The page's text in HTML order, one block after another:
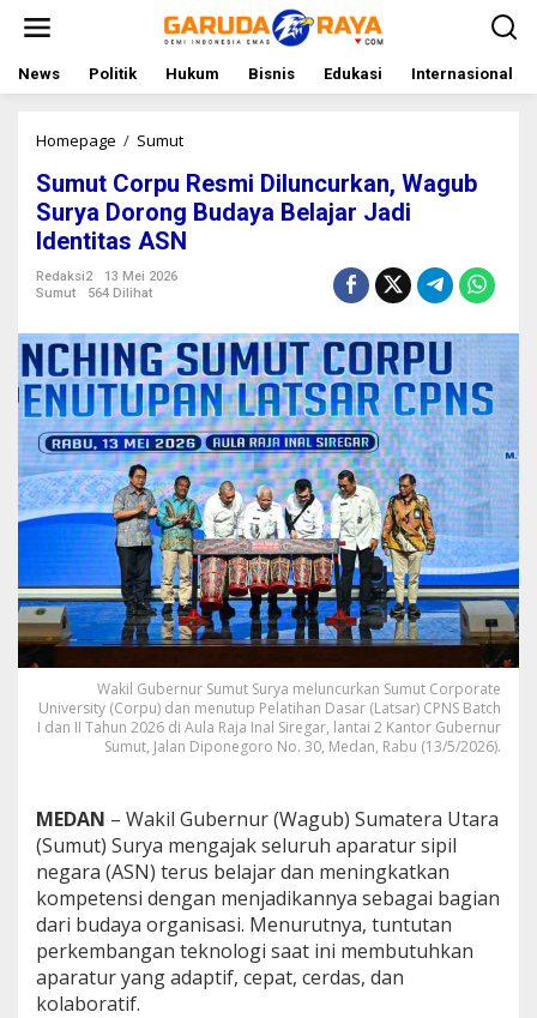
t
News Politik Hukum Bisnis Edukasi Internasional
Homepage / Sumut
m
u
t
C
u
R
e
s
m
i
D
i
l
u
n
c
u
r
k
,
W
a
b
S
u
r
y
a
D
o
r
Sumut Corpu Resmi Diluncurkan, Wagub
Surya Dorong Budaya Belajar Jadi
Identitas ASN
Redaksi2
13 Mei 2026
Sumut
564 Dilihat
Wakil Gubernur Sumut Surya meluncurkan Sumut Corporate
University (Corpu) dan menutup Pelatihan Dasar (Latsar) CPNS Batch
I dan II Tahun 2026 di Aula Raja Inal Siregar, lantai 2 Kantor Gubernur
Sumut, Jalan Diponegoro No. 30, Medan, Rabu (13/5/2026).
MEDAN – Wakil Gubernur (Wagub) Sumatera Utara
(Sumut) Surya mengajak seluruh aparatur sipil
negara (ASN) terus belajar dan meningkatkan
kompetensi dengan menjadikannya sebagai bagian
dari budaya organisasi. Menurutnya, tuntutan
perkembangan teknologi saat ini membutuhkan
aparatur yang adaptif, cepat, cerdas, dan
kolaboratif.